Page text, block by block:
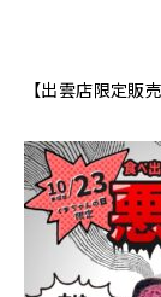
【出雲店限定販売